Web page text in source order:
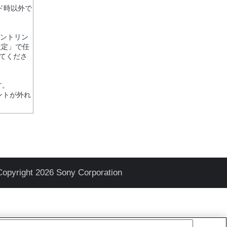
時以外で
トリン
」で任
くださ
トが外れ
2026 Sony Corporation